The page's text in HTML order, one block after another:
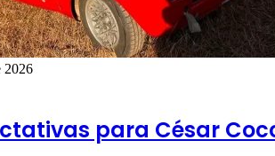
2026
para César